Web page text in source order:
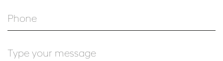
Phone
Type your message